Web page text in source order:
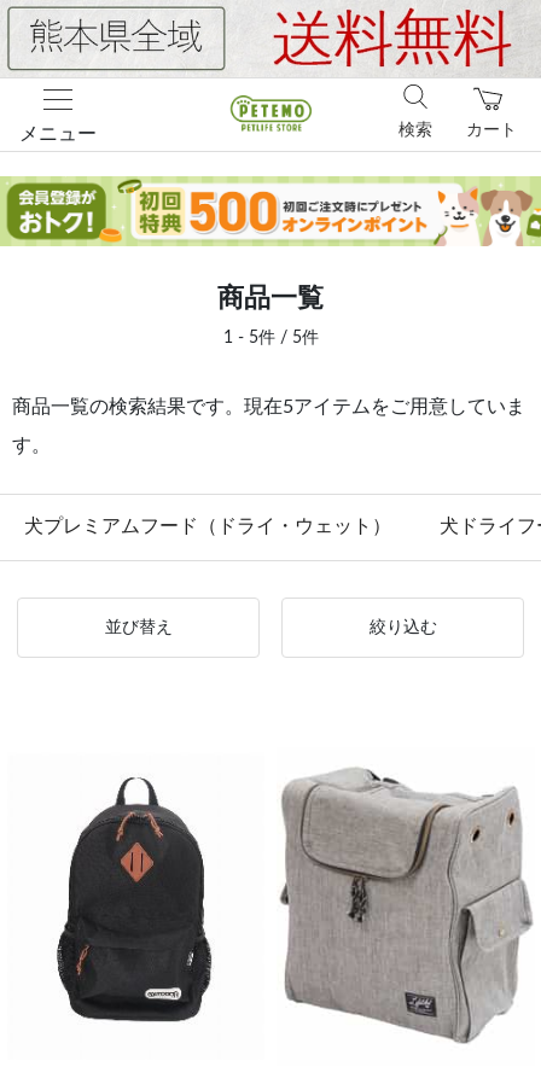
メニュー カート
検索
商品一覧
1 - 5件 / 5件
商品一覧の検索結果です。現在5アイテムをご用意していま
す。
犬プレミアムフード（ドライ・ウェット） 犬ドライフ
並び替え 絞り込む